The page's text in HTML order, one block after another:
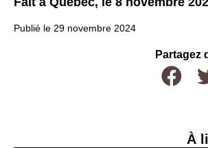
Publié le 29 novembre 2024
Partagez
À